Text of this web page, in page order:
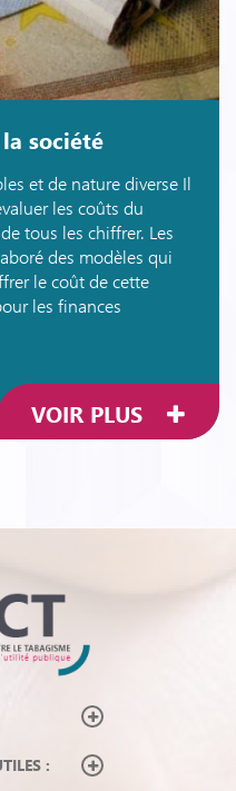
société
et de nature diverse Il
les coûts du
tous les chiffrer. Les
des modèles qui
le coût de cette
les finances
VOIR PLUS
: